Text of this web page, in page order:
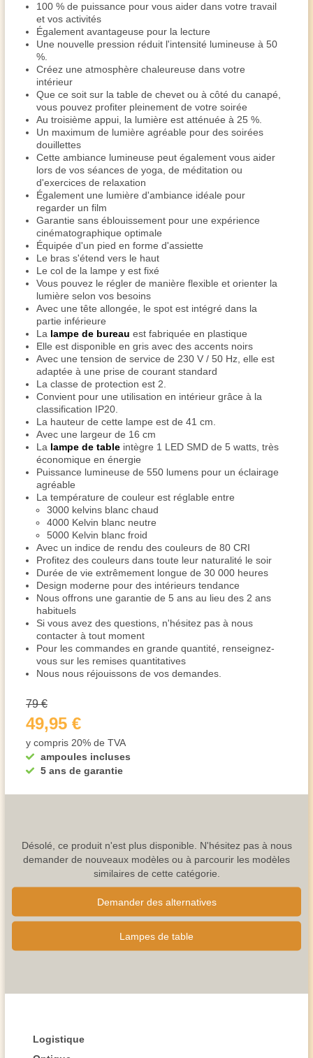
100 % de puissance pour vous aider dans votre travail
et vos activités
Également avantageuse pour la lecture
Une nouvelle pression réduit l'intensité lumineuse à 50
%.
Créez une atmosphère chaleureuse dans votre
intérieur
Que ce soit sur la table de chevet ou à côté du canapé,
vous pouvez profiter pleinement de votre soirée
Au troisième appui, la lumière est atténuée à 25 %.
Un maximum de lumière agréable pour des soirées
douillettes
Cette ambiance lumineuse peut également vous aider
lors de vos séances de yoga, de méditation ou
d'exercices de relaxation
Également une lumière d'ambiance idéale pour
regarder un film
Garantie sans éblouissement pour une expérience
cinématographique optimale
Équipée d'un pied en forme d'assiette
Le bras s'étend vers le haut
Le col de la lampe y est fixé
Vous pouvez le régler de manière flexible et orienter la
lumière selon vos besoins
Avec une tête allongée, le spot est intégré dans la
partie inférieure
La lampe de bureau est fabriquée en plastique
Elle est disponible en gris avec des accents noirs
Avec une tension de service de 230 V / 50 Hz, elle est
adaptée à une prise de courant standard
La classe de protection est 2.
Convient pour une utilisation en intérieur grâce à la
classification IP20.
La hauteur de cette lampe est de 41 cm.
Avec une largeur de 16 cm
La lampe de table intègre 1 LED SMD de 5 watts, très
économique en énergie
Puissance lumineuse de 550 lumens pour un éclairage
agréable
La température de couleur est réglable entre
3000 kelvins blanc chaud
4000 Kelvin blanc neutre
5000 Kelvin blanc froid
Avec un indice de rendu des couleurs de 80 CRI
Profitez des couleurs dans toute leur naturalité le soir
Durée de vie extrêmement longue de 30 000 heures
Design moderne pour des intérieurs tendance
Nous offrons une garantie de 5 ans au lieu des 2 ans
habituels
Si vous avez des questions, n'hésitez pas à nous
contacter à tout moment
Pour les commandes en grande quantité, renseignez-
vous sur les remises quantitatives
Nous nous réjouissons de vos demandes.
ampoules incluses
5 ans de garantie
79 €
49,95 €
y compris 20% de TVA
Désolé, ce produit n'est plus disponible. N'hésitez pas à nous
demander de nouveaux modèles ou à parcourir les modèles
similaires de cette catégorie.
Demander des alternatives
Lampes de table
Logistique